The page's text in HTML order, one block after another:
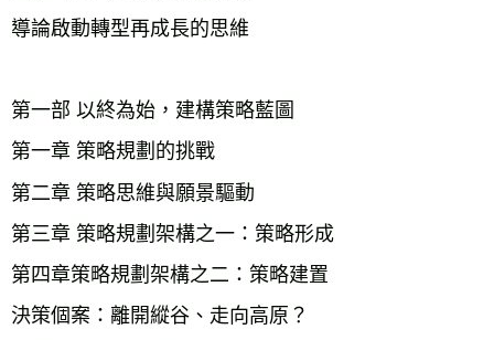
導論啟動轉型再成長的思維
第一部 以終為始，建構策略藍圖
第一章 策略規劃的挑戰
第二章 策略思維與願景驅動
第三章 策略規劃架構之一：策略形成
第四章策略規劃架構之二：策略建置
決策個案：離開縱谷、走向高原？